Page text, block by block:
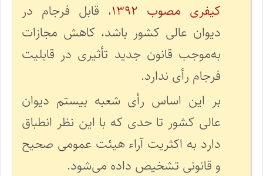
کیفری مصوب ۱۳۹۲
، قابل فرجام‌ در
دیوان عالی کشور ‌باشد، کاهش مجازات
به‌موجب قانون جدید تأثیری در قابلیت
فرجام رأی ندارد.
بر این اساس رأی شعبه بیستم دیوان
عالی کشور تا حدی که با این نظر انطباق
دارد به اکثریت آراء هیئت عمومی صحیح
و قانونی تشخیص داده می‌شود.